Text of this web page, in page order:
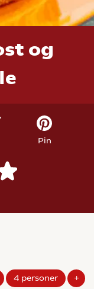
og
Pin
4 personer +